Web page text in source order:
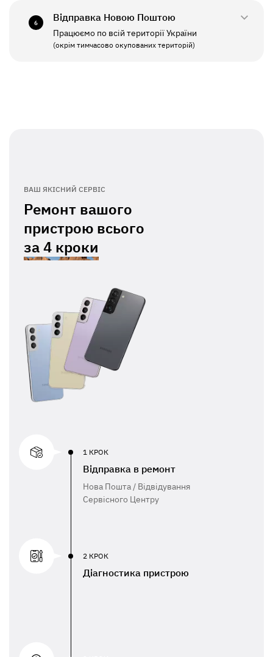
ПН - ПТ
СБ - НД
11:00 - 19:00
6 Відправка Новою Поштою
Працюємо по всій території України
(окрім тимчасово окупованих територій)
ВАШ ЯКІСНИЙ СЕРВІС
Ремонт вашого
пристрою всього
за4 кроки
1 КРОК
Відправка в ремонт
Нова Пошта / Відвідування
Сервісного Центру
2 КРОК
Діагностика пристрою